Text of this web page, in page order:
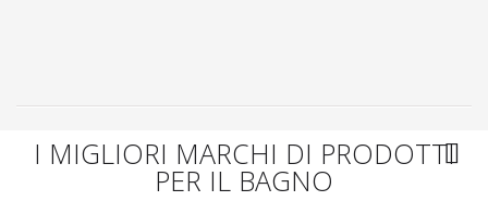
I MIGLIORI MARCHI DI PRODOTTI
PER IL BAGNO